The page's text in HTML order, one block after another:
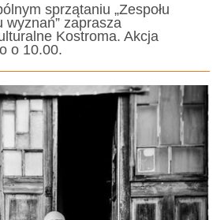
sprzątaniu „Zespołu
zaprasza
Kostroma. Akcja
o 10.00.